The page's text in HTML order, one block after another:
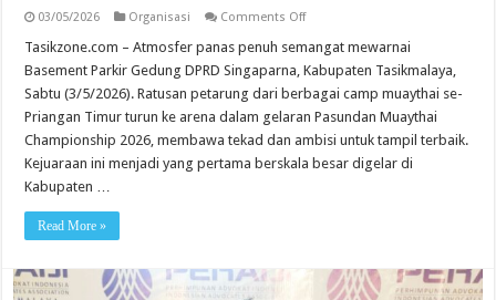
03/05/2026 Organisasi Comments Offon
Sekadar
Bertarung,
Muaythai
Tasik
Bangun
Mental
Juara
Sejak
Dini
Tasikzone.com – Atmosfer panas penuh semangat mewarnai
Basement Parkir Gedung DPRD Singaparna, Kabupaten Tasikmalaya,
Sabtu (3/5/2026). Ratusan petarung dari berbagai camp muaythai se-
Priangan Timur turun ke arena dalam gelaran Pasundan Muaythai
Championship 2026, membawa tekad dan ambisi untuk tampil terbaik.
Kejuaraan ini menjadi yang pertama berskala besar digelar di
Kabupaten …
Read More »